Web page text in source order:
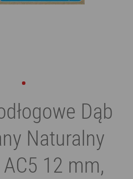
Dąb
Naturalny
12 mm,